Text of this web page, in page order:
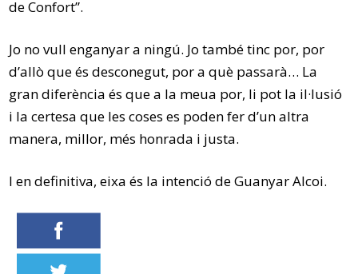
de Confort”.
Jo no vull enganyar a ningú. Jo també tinc por, por
d’allò que és desconegut, por a què passarà… La
gran diferència és que a la meua por, li pot la il·lusió
i la certesa que les coses es poden fer d’un altra
manera, millor, més honrada i justa.
I en definitiva, eixa és la intenció de Guanyar Alcoi.